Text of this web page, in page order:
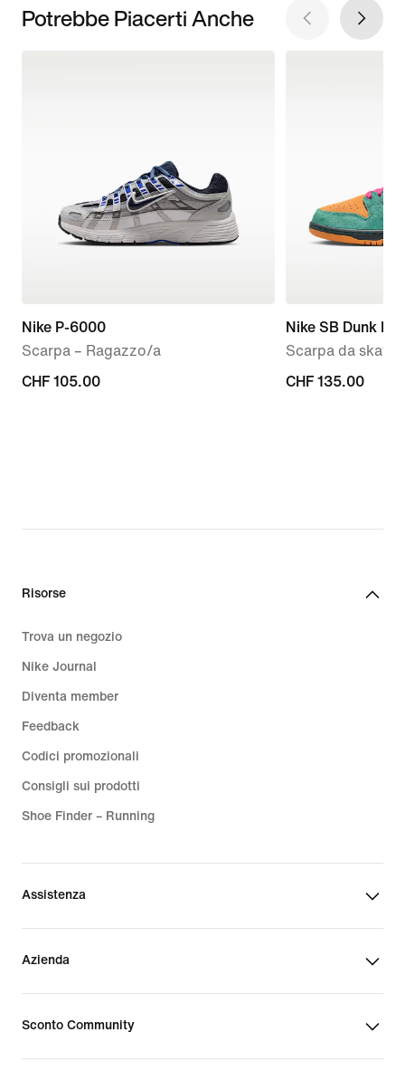
Potrebbe Piacerti Anche
Nike P-6000
Scarpa – Ragazzo/a
CHF
CHF 105.00
Nike SB Dunk
Scarpa da
CHF
CHF 135.00
Risorse
Trova un negozio
Nike Journal
Diventa member
Feedback
Codici promozionali
Consigli sui prodotti
Shoe Finder – Running
Assistenza
Azienda
Sconto Community